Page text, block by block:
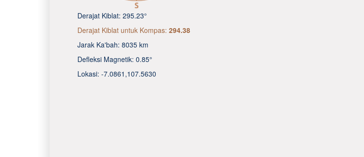
Derajat Kiblat: 295.23°
Derajat Kiblat untuk Kompas: 294.38
Jarak Ka'bah: 8035 km
Defleksi Magnetik: 0.85°
Lokasi: -7.0861 ,107.5630